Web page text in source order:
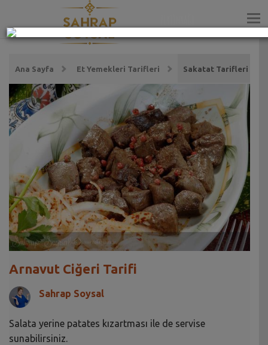
Ana Sayfa Et Yemekleri Tarifleri Sakatat Tarifleri
Arnavut Ciğeri Tarifi
Sahrap Soysal
Salata yerine patates kızartması ile de servise
sunabilirsiniz.